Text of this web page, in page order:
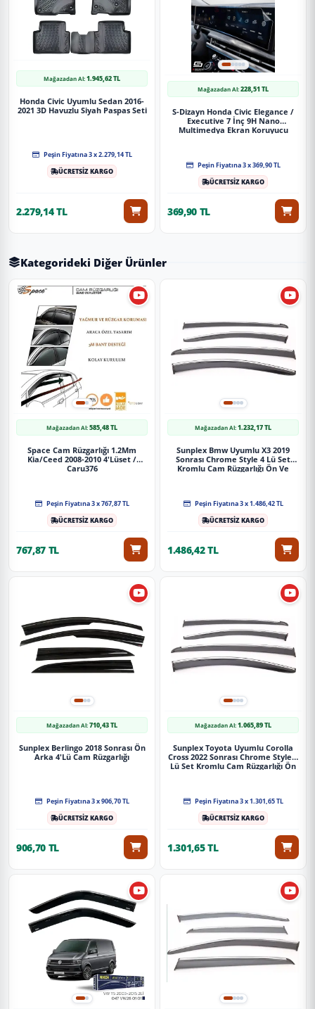
Mağazadan Al:1.945,62 TL
Honda Civic Uyumlu Sedan 2016-
2021 3D Havuzlu Siyah Paspas Seti
Peşin Fiyatına 3 x 2.279,14 TL
ÜCRETSİZ KARGO
2.279,14 TL
Mağazadan Al:228,51 TL
S-Dizayn Honda Civic Elegance /
Executive 7 İnç 9H Nano
Multimedya Ekran Koruyucu
Peşin Fiyatına 3 x 369,90 TL
ÜCRETSİZ KARGO
369,90 TL
Kategorideki Diğer Ürünler
Mağazadan Al:585,48 TL
Space Cam Rüzgarlığı 1.2Mm
Kia/Ceed 2008-2010 4'Lüset /
Caru376
Peşin Fiyatına 3 x 767,87 TL
ÜCRETSİZ KARGO
767,87 TL
Mağazadan Al:1.232,17 TL
Sunplex Bmw Uyumlu X3 2019
Sonrası Chrome Style 4 Lü Set
Kromlu Cam Rüzgarlığı Ön Ve
Peşin Fiyatına 3 x 1.486,42 TL
ÜCRETSİZ KARGO
1.486,42 TL
Mağazadan Al:710,43 TL
Sunplex Berlingo 2018 Sonrası Ön
Arka 4'Lü Cam Rüzgarlığı
Peşin Fiyatına 3 x 906,70 TL
ÜCRETSİZ KARGO
906,70 TL
Mağazadan Al:1.065,89 TL
Sunplex Toyota Uyumlu Corolla
Cross 2022 Sonrası Chrome Style 4
Lü Set Kromlu Cam Rüzgarlığı Ön
Peşin Fiyatına 3 x 1.301,65 TL
ÜCRETSİZ KARGO
1.301,65 TL